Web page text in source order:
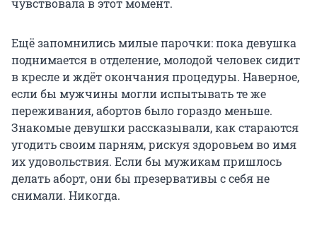
чувствовала в этот момент.
Ещё запомнились милые парочки: пока девушка
поднимается в отделение, молодой человек сидит
в кресле и ждёт окончания процедуры. Наверное,
если бы мужчины могли испытывать те же
переживания, абортов было гораздо меньше.
Знакомые девушки рассказывали, как стараются
угодить своим парням, рискуя здоровьем во имя
их удовольствия. Если бы мужикам пришлось
делать аборт, они бы презервативы с себя не
снимали. Никогда.